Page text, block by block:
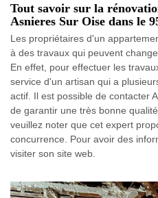
Tout savoir sur la
Asnieres Sur Oise dans le
Les propriétaires d'un
à des travaux qui peuvent
En effet, pour effectuer les
service d'un artisan qui a
actif. Il est possible de contacter
de garantir une très bonne
veuillez noter que cet expert
concurrence. Pour avoir des
visiter son site web.